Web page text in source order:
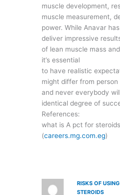
muscle development,
muscle measurement,
power. While Anavar
deliver impressive
of lean muscle mass
it’s essential
to have realistic
might differ from person
and never everybody
identical degree of
References:
what is A pct for steroids
(careers.mg.com.eg)
RISKS OF
STEROIDS